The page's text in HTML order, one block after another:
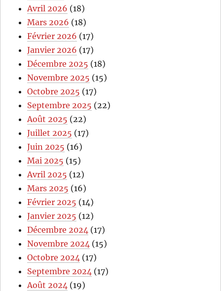
Avril 2026 (18)
Mars 2026 (18)
Février 2026 (17)
Janvier 2026 (17)
Décembre 2025 (18)
Novembre 2025 (15)
Octobre 2025 (17)
Septembre 2025 (22)
Août 2025 (22)
Juillet 2025 (17)
Juin 2025 (16)
Mai 2025 (15)
Avril 2025 (12)
Mars 2025 (16)
Février 2025 (14)
Janvier 2025 (12)
Décembre 2024 (17)
Novembre 2024 (15)
Octobre 2024 (17)
Septembre 2024 (17)
Août 2024 (19)